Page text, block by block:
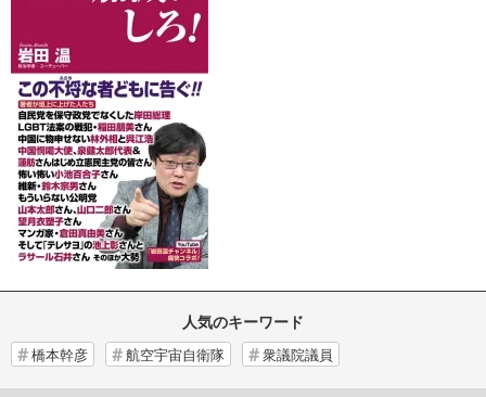
人気のキーワード
橋本幹彦 航空宇宙自衛隊 衆議院議員